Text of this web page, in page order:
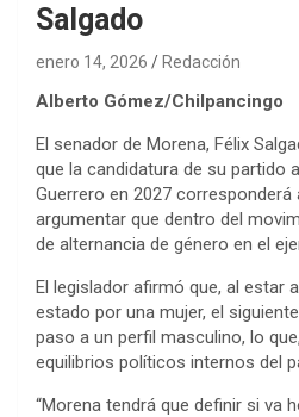
Salgado
enero 14, 2026 Redacción
Alberto Gómez/Chilpancingo
El senador de Morena, Félix
que la candidatura de su partido
Guerrero en 2027 corresponderá
argumentar que dentro del
de alternancia de género en el
El legislador afirmó que, al estar
estado por una mujer, el
paso a un perfil masculino, lo
equilibrios políticos internos del
“Morena tendrá que definir si va